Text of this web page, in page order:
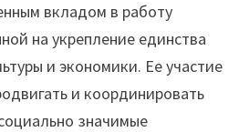
вкладом в работу
на укрепление единства
и экономики. Ее участие
и координировать
значимые